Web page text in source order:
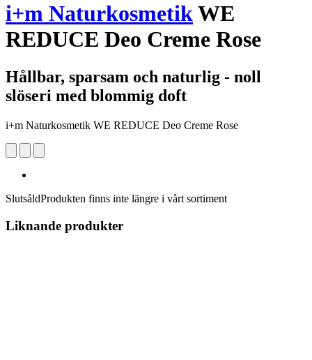
i+m NaturkosmetikWE
REDUCE Deo Creme Rose
Hållbar, sparsam och naturlig - noll
slöseri med blommig doft
i+m Naturkosmetik WE REDUCE Deo Creme Rose
SlutsåldProdukten finns inte längre i vårt sortiment
Liknande produkter